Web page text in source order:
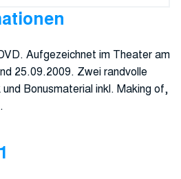
Aufgezeichnet im Theater am
25.09.2009. Zwei randvolle
Bonusmaterial inkl. Making of,